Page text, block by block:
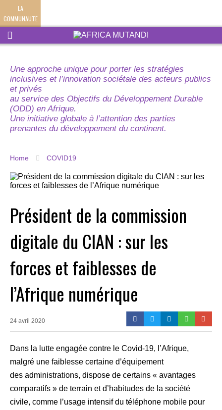
LA
COMMUNAUTE
Une approche unique pour porter les stratégies
inclusives et l’innovation sociétale des acteurs publics
et privés
au service des Objectifs du Développement Durable
(ODD) en Afrique.
Une initiative globale à l’attention des parties
prenantes du développement du continent.
Home COVID19
Président de la commission
digitale du CIAN : sur les
forces et faiblesses de
l’Afrique numérique
24 avril 2020
Dans la lutte engagée contre le Covid-19, l’Afrique,
malgré une faiblesse certaine d’équipement
des administrations, dispose de certains « avantages
comparatifs » de terrain et d’habitudes de la société
civile, comme l’usage intensif du téléphone mobile pour